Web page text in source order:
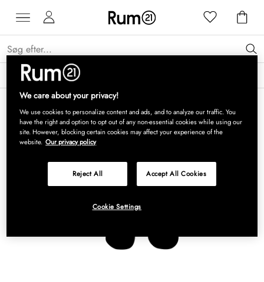
Få 15 % på Grythyttan Stålmöbler* →
We care about your privacy!
We use cookies to personalize content and ads, and to analyze our traffic. You
have the right and option to opt out of any non-essential cookies while using our
site. However, blocking certain cookies may affect your experience of the
website. Our privacy policy
Reject All Accept All Cookies
Cookie Settings